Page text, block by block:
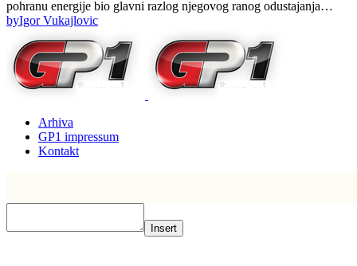
pohranu energije bio glavni razlog njegovog ranog odustajanja…
byIgor Vukajlovic
Arhiva
GP1 impressum
Kontakt
Insert